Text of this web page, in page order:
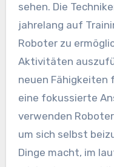
sehen. Die
jahrelang auf
Roboter zu
Aktivitäten
neuen Fähigkeiten
eine fokussierte
verwenden
um sich selbst
Dinge macht, im